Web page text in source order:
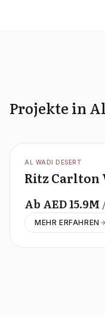
Projekte in
OFFPLAN
AL WADI DESERT
Ritz Carlton
Ab AED15.9M
MEHR ERFAHREN